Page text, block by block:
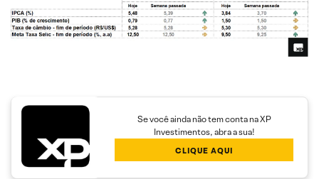
Se você ainda não tem conta na XP
Investimentos, abra a sua!
CLIQUE AQUI